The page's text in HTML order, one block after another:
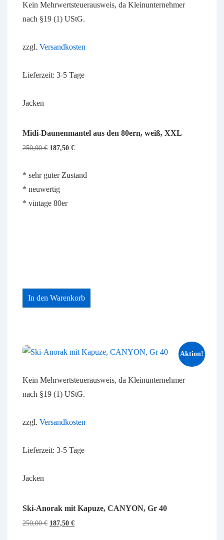
Kein Mehrwertsteuerausweis, da Kleinunternehmer
nach §19 (1) UStG.
zzgl. Versandkosten
Lieferzeit: 3-5 Tage
Jacken
Midi-Daunenmantel aus den 80ern, weiß, XXL
250,00€ Ursprünglicher
war:
187,50 €Aktueller
ist:
* sehr guter Zustand
* neuwertig
* vintage 80er
In den Warenkorb
Aktion!
Kein Mehrwertsteuerausweis, da Kleinunternehmer
nach §19 (1) UStG.
zzgl. Versandkosten
Lieferzeit: 3-5 Tage
Jacken
Ski-Anorak mit Kapuze, CANYON, Gr 40
250,00€ Ursprünglicher
187,50 €Aktueller